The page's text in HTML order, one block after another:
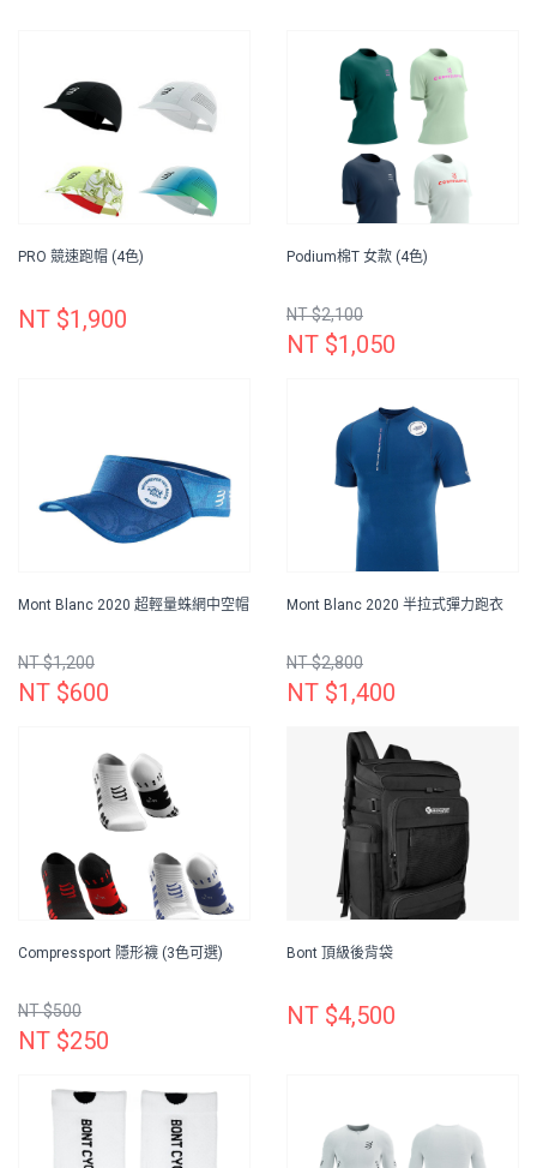
PRO 競速跑帽 (4色)
NT $1,900
Podium棉T 女款 (4色)
NT $2,100
NT $1,050
Mont Blanc 2020 超輕量蛛網中空帽
NT $1,200
NT $600
Mont Blanc 2020 半拉式彈力跑衣
NT $2,800
NT $1,400
Compressport 隱形襪 (3色可選)
NT $500
NT $250
Bont 頂級後背袋
NT $4,500